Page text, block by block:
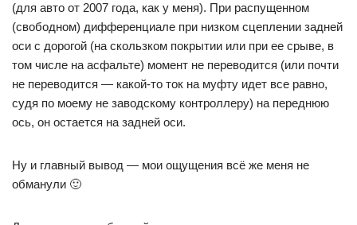
(для авто от 2007 года, как у меня). При распущенном
(свободном) дифференциале при низком сцеплении задней
оси с дорогой (на скользком покрытии или при ее срыве, в
том числе на асфальте) момент не переводится (или почти
не переводится — какой-то ток на муфту идет все равно,
судя по моему не заводскому контроллеру) на переднюю
ось, он остается на задней оси.
Ну и главный вывод — мои ощущения всё же меня не
обманули 🙂